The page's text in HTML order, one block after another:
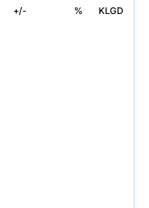
+/- % KLGD